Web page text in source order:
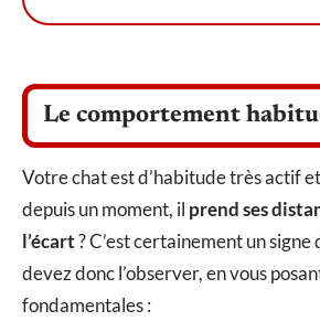
Le comportement
Votre chat est d’habitude très actif
depuis un moment, il prend ses
l’écart? C’est certainement un signe
devez donc l’observer, en vous
fondamentales :